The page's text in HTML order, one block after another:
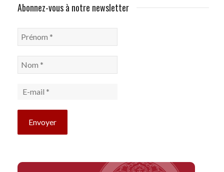
Abonnez-vous à notre newsletter
Prénom
Nom
E-
*